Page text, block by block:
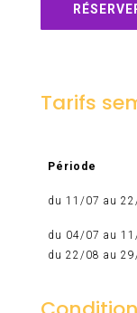
Tarifs
Période
du 11/07 au
du 04/07 au
du 22/08 au